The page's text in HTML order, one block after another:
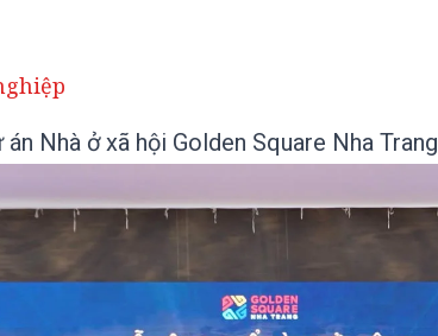
Nhà ở xã hội Golden Square Nha Trang